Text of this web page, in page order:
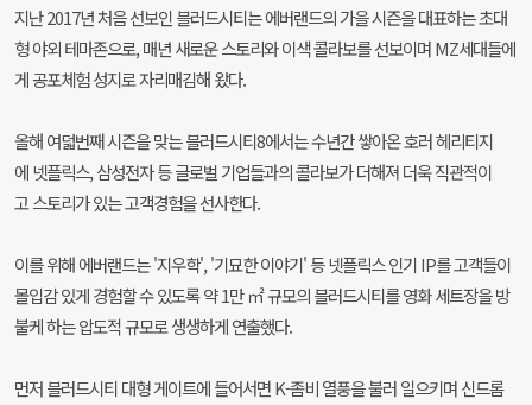
지난 2017년 처음 선보인 블러드시티는 에버랜드의 가을 시즌을 대표하는 초대
형 야외 테마존으로, 매년 새로운 스토리와 이색 콜라보를 선보이며 MZ세대들에
게 공포체험 성지로 자리매김해 왔다.
올해 여덟번째 시즌을 맞는 블러드시티8에서는 수년간 쌓아온 호러 헤리티지
에 넷플릭스, 삼성전자 등 글로벌 기업들과의 콜라보가 더해져 더욱 직관적이
고 스토리가 있는 고객경험을 선사한다.
이를 위해 에버랜드는 '지우학', '기묘한 이야기' 등 넷플릭스 인기 IP를 고객들이
몰입감 있게 경험할 수 있도록 약 1만 ㎡ 규모의 블러드시티를 영화 세트장을 방
불케 하는 압도적 규모로 생생하게 연출했다.
먼저 블러드시티 대형 게이트에 들어서면 K-좀비 열풍을 불러 일으키며 신드롬